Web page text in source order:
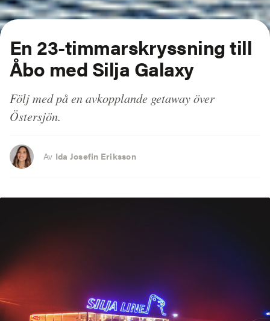
En 23-timmarskryssning till
Åbo med Silja Galaxy
Följ med på en avkopplande getaway över
Östersjön.
Av Ida Josefin Eriksson